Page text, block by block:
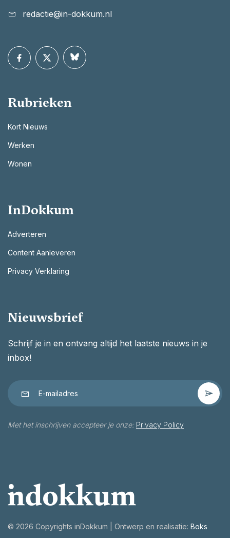
redactie@in-dokkum.nl
Rubrieken
Kort Nieuws
Werken
Wonen
InDokkum
Adverteren
Content Aanleveren
Privacy Verklaring
Nieuwsbrief
Schrijf je in en ontvang altijd het laatste nieuws in je
inbox!
Met het inschrijven accepteer je onze: Privacy Policy
© 2026 Copyrights inDokkum | Ontwerp en realisatie: Boks